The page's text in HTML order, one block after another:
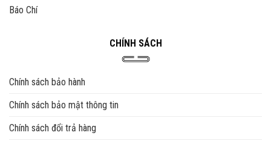
Báo Chí
CHÍNH SÁCH
Chính sách bảo hành
Chính sách bảo mật thông tin
Chính sách đổi trả hàng